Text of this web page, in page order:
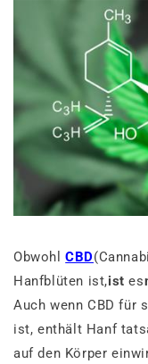
Obwohl CBD(
Hanfblüten ist,ist es
Auch wenn CBD für
ist, enthält Hanf
auf den Körper